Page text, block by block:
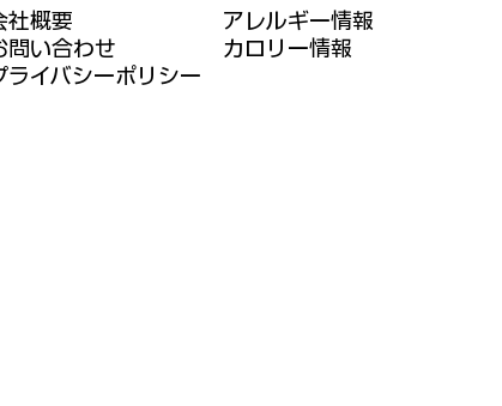
社概要
問い合わせ
ライバシーポリシー
アレルギー情報
​カロリー情報